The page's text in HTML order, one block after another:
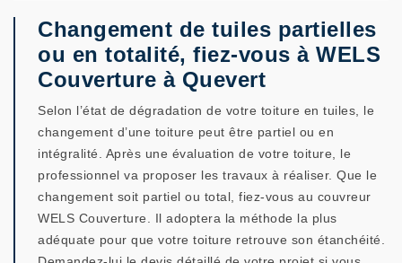
Changement de tuiles partielles
ou en totalité, fiez-vous à WELS
Couverture à Quevert
Selon l’état de dégradation de votre toiture en tuiles, le
changement d’une toiture peut être partiel ou en
intégralité. Après une évaluation de votre toiture, le
professionnel va proposer les travaux à réaliser. Que le
changement soit partiel ou total, fiez-vous au couvreur
WELS Couverture. Il adoptera la méthode la plus
adéquate pour que votre toiture retrouve son étanchéité.